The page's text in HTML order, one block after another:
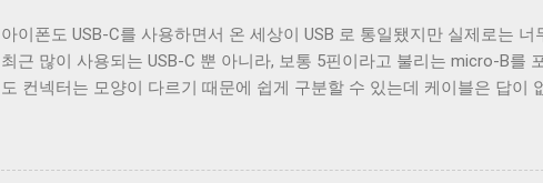
아이폰도 USB-C를 사용하면서 온 세상이 USB 로 통일됐지만 실제로는
최근 많이 사용되는 USB-C 뿐 아니라, 보통 5핀이라고 불리는 micro-B를
도 컨넥터는 모양이 다르기 때문에 쉽게 구분할 수 있는데 케이블은 답이
번 글에서는 USB 2.0 케이블의 내부를 통해 USB 케이블에 대해 자세히
폐 위 사진은 집에서 돌아다니던 A - Micro-B USB 2.0 케이블의 피복을